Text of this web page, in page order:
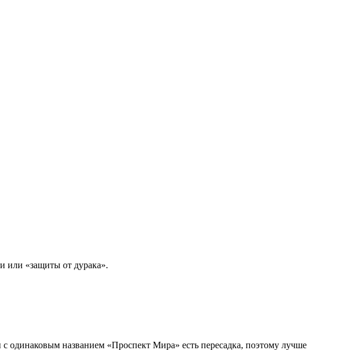
или «защиты от дурака».
названием «Проспект Мира» есть пересадка, поэтому лучше